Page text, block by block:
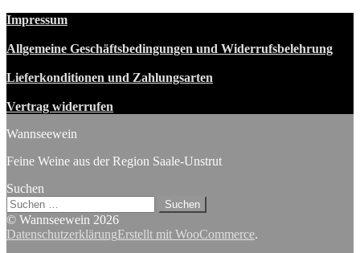
Impressum
Allgemeine Geschäftsbedingungen und Widerrufsbelehrung
Lieferkonditionen und Zahlungsarten
Vertrag widerrufen
Wannseewein
Feine Weine aus der Region Saale-Unstrut
Suchen
Suchen
nach:
© Wannseewein 2026
DatenschutzerklärungErstellt mit WooCommerce.